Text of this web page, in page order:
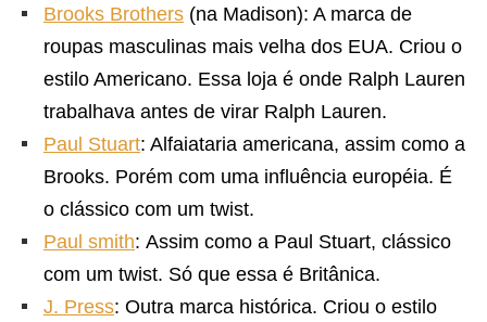
Brooks Brothers (na Madison): A marca de
roupas masculinas mais velha dos EUA. Criou o
estilo Americano. Essa loja é onde Ralph Lauren
trabalhava antes de virar Ralph Lauren.
Paul Stuart: Alfaiataria americana, assim como a
Brooks. Porém com uma influência européia. É
o clássico com um twist.
Paul smith: Assim como a Paul Stuart, clássico
com um twist. Só que essa é Britânica.
J. Press: Outra marca histórica. Criou o estilo